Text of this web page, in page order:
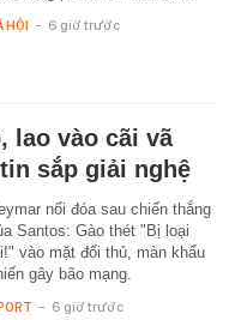
HỘI - 6 giờ trước
lao vào cãi vã
sắp giải nghệ
nổi đóa sau chiến thắng
Santos: Gào thét "Bị loại
vào mặt đối thủ, màn khẩu
gây bão mạng.
- 6 giờ trước